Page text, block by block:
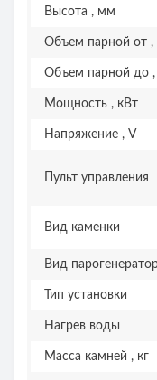
Высота , мм
Объем парной от ,
Объем парной до
Мощность , кВт
Напряжение , V
Пульт управления
Вид каменки
Вид
Тип установки
Нагрев воды
Масса камней , кг